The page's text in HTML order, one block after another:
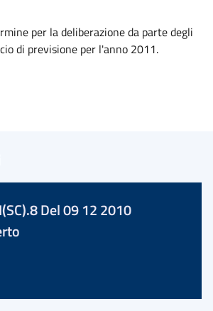
per la deliberazione da parte degli
di previsione per l'anno 2011.
Del 09 12 2010